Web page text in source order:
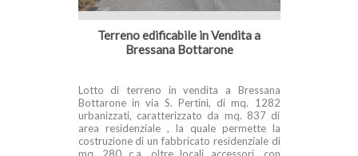
Terreno edificabile in Vendita a
Bressana Bottarone
Lotto di terreno in vendita a Bressana
Bottarone in via S. Pertini, di mq. 1282
urbanizzati, caratterizzato da mq. 837 di
area residenziale , la quale permette la
costruzione di un fabbricato residenziale di